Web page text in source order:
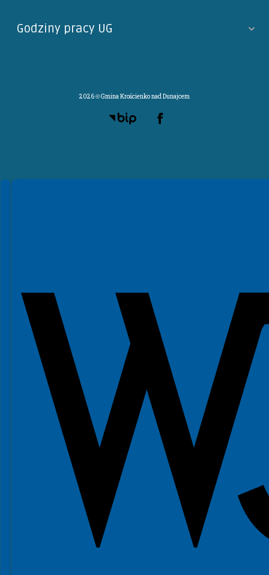
Godziny pracy UG
2026 © Gmina Krościenko nad Dunajcem
Spełniamy standardy WCAG 2.2
Spełniamy standardy W3C